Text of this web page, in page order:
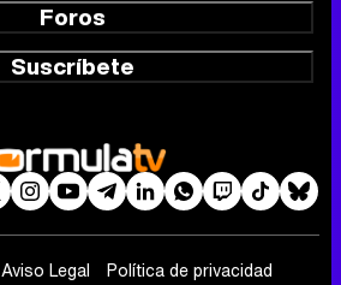
Foros
Suscríbete
Aviso Legal
Política de privacidad